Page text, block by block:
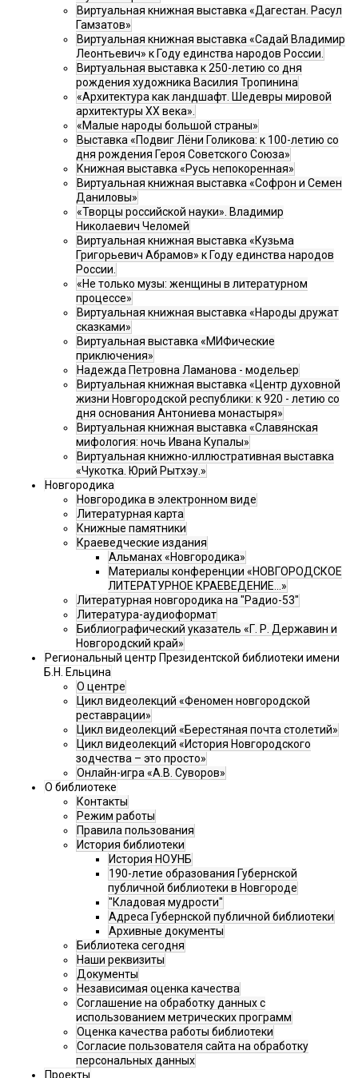
Виртуальная книжная выставка «Дагестан. Расул
Гамзатов»
Виртуальная книжная выставка «Садай Владимир
Леонтьевич» к Году единства народов России.
Виртуальная выставка к 250-летию со дня
рождения художника Василия Тропинина
«Архитектура как ландшафт. Шедевры мировой
архитектуры XX века».
«Малые народы большой страны»
Выставка «Подвиг Лёни Голикова: к 100-летию со
дня рождения Героя Советского Союза»
Книжная выставка «Русь непокоренная»
Виртуальная книжная выставка «Софрон и Семен
Даниловы»
«Творцы российской науки». Владимир
Николаевич Челомей
Виртуальная книжная выставка «Кузьма
Григорьевич Абрамов» к Году единства народов
России.
«Не только музы: женщины в литературном
процессе»
Виртуальная книжная выставка «Народы дружат
сказками»
Виртуальная выставка «МИФические
приключения»
Надежда Петровна Ламанова - модельер
Виртуальная книжная выставка «Центр духовной
жизни Новгородской республики: к 920 - летию со
дня основания Антониева монастыря»
Виртуальная книжная выставка «Славянская
мифология: ночь Ивана Купалы»
Виртуальная книжно-иллюстративная выставка
«Чукотка. Юрий Рытхэу.»
Новгородика
Новгородика в электронном виде
Литературная карта
Книжные памятники
Краеведческие издания
Альманах «Новгородика»
Материалы конференции «НОВГОРОДСКОЕ
ЛИТЕРАТУРНОЕ КРАЕВЕДЕНИЕ...»
Литературная новгородика на "Радио-53"
Литература-аудиоформат
Библиографический указатель «Г. Р. Державин и
Новгородский край»
Региональный центр Президентской библиотеки имени
Б.Н. Ельцина
О центре
Цикл видеолекций «Феномен новгородской
реставрации»
Цикл видеолекций «Берестяная почта столетий»
Цикл видеолекций «История Новгородского
зодчества – это просто»
Онлайн-игра «А.В. Суворов»
О библиотеке
Контакты
Режим работы
Правила пользования
История библиотеки
История НОУНБ
190-летие образования Губернской
публичной библиотеки в Новгороде
"Кладовая мудрости"
Адреса Губернской публичной библиотеки
Архивные документы
Библиотека сегодня
Наши реквизиты
Документы
Независимая оценка качества
Соглашение на обработку данных с
использованием метрических программ
Оценка качества работы библиотеки
Согласие пользователя сайта на обработку
персональных данных
Проекты